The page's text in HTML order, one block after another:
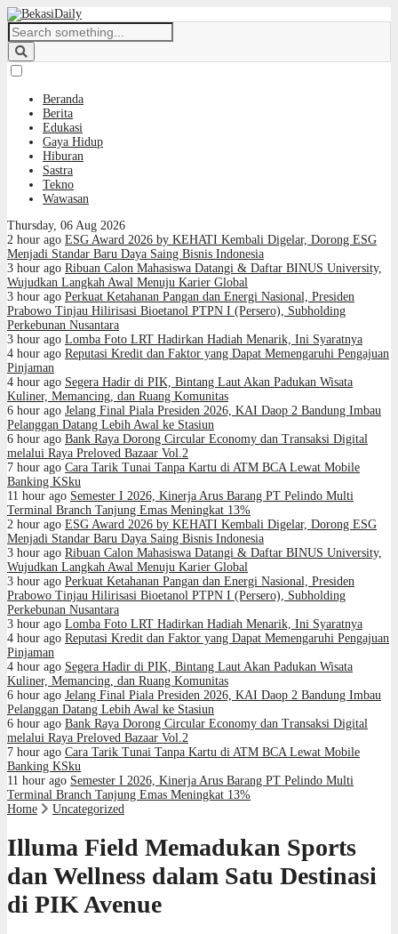
Beranda
Berita
Edukasi
Gaya Hidup
Hiburan
Sastra
Tekno
Wawasan
Thursday, 06 Aug 2026
2 hour ago ESG Award 2026 by KEHATI Kembali Digelar, Dorong ESG
Menjadi Standar Baru Daya Saing Bisnis Indonesia
3 hour ago Ribuan Calon Mahasiswa Datangi & Daftar BINUS University,
Wujudkan Langkah Awal Menuju Karier Global
3 hour ago Perkuat Ketahanan Pangan dan Energi Nasional, Presiden
Prabowo Tinjau Hilirisasi Bioetanol PTPN I (Persero), Subholding
Perkebunan Nusantara
3 hour ago Lomba Foto LRT Hadirkan Hadiah Menarik, Ini Syaratnya
4 hour ago Reputasi Kredit dan Faktor yang Dapat Memengaruhi Pengajuan
Pinjaman
4 hour ago Segera Hadir di PIK, Bintang Laut Akan Padukan Wisata
Kuliner, Memancing, dan Ruang Komunitas
6 hour ago Jelang Final Piala Presiden 2026, KAI Daop 2 Bandung Imbau
Pelanggan Datang Lebih Awal ke Stasiun
6 hour ago Bank Raya Dorong Circular Economy dan Transaksi Digital
melalui Raya Preloved Bazaar Vol.2
7 hour ago Cara Tarik Tunai Tanpa Kartu di ATM BCA Lewat Mobile
Banking KSku
11 hour ago Semester I 2026, Kinerja Arus Barang PT Pelindo Multi
Terminal Branch Tanjung Emas Meningkat 13%
2 hour ago ESG Award 2026 by KEHATI Kembali Digelar, Dorong ESG
Menjadi Standar Baru Daya Saing Bisnis Indonesia
3 hour ago Ribuan Calon Mahasiswa Datangi & Daftar BINUS University,
Wujudkan Langkah Awal Menuju Karier Global
3 hour ago Perkuat Ketahanan Pangan dan Energi Nasional, Presiden
Prabowo Tinjau Hilirisasi Bioetanol PTPN I (Persero), Subholding
Perkebunan Nusantara
3 hour ago Lomba Foto LRT Hadirkan Hadiah Menarik, Ini Syaratnya
4 hour ago Reputasi Kredit dan Faktor yang Dapat Memengaruhi Pengajuan
Pinjaman
4 hour ago Segera Hadir di PIK, Bintang Laut Akan Padukan Wisata
Kuliner, Memancing, dan Ruang Komunitas
6 hour ago Jelang Final Piala Presiden 2026, KAI Daop 2 Bandung Imbau
Pelanggan Datang Lebih Awal ke Stasiun
6 hour ago Bank Raya Dorong Circular Economy dan Transaksi Digital
melalui Raya Preloved Bazaar Vol.2
7 hour ago Cara Tarik Tunai Tanpa Kartu di ATM BCA Lewat Mobile
Banking KSku
11 hour ago Semester I 2026, Kinerja Arus Barang PT Pelindo Multi
Terminal Branch Tanjung Emas Meningkat 13%
Home
Uncategorized
Illuma Field Memadukan Sports
dan Wellness dalam Satu Destinasi
di PIK Avenue